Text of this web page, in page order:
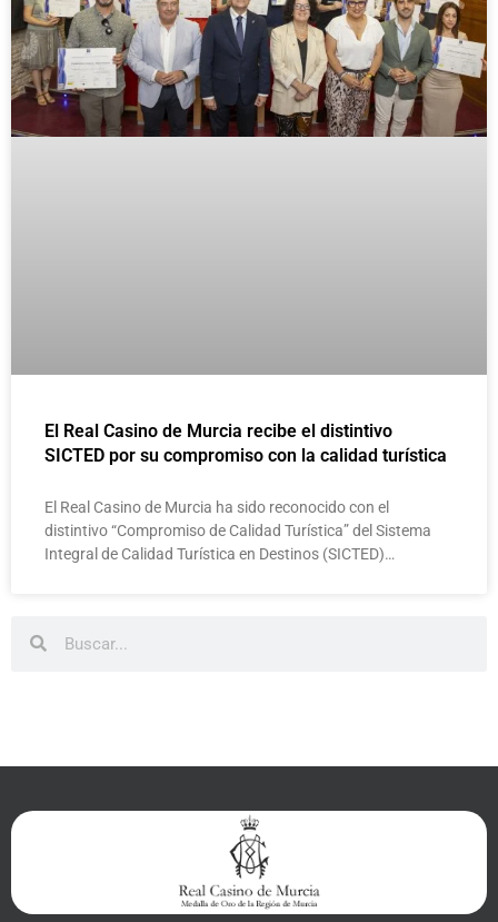
El Real Casino de Murcia recibe el distintivo
SICTED por su compromiso con la calidad turística
El Real Casino de Murcia ha sido reconocido con el
distintivo “Compromiso de Calidad Turística” del Sistema
Integral de Calidad Turística en Destinos (SICTED)…